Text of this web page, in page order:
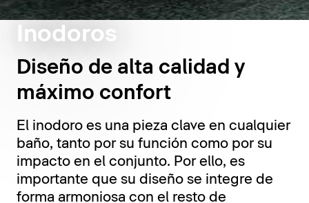
Inodoros
Diseño de alta calidad y
máximo confort
El inodoro es una pieza clave en cualquier
baño, tanto por su función como por su
impacto en el conjunto. Por ello, es
importante que su diseño se integre de
forma armoniosa con el resto de